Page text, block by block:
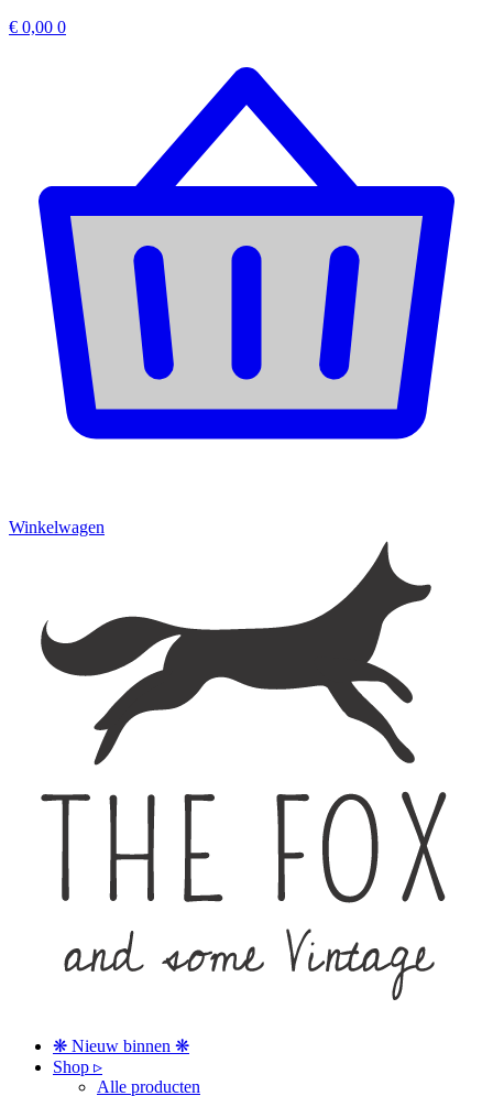
€ 0,00 0
Winkelwagen
❋ Nieuw binnen ❋
Shop ▹
Alle producten